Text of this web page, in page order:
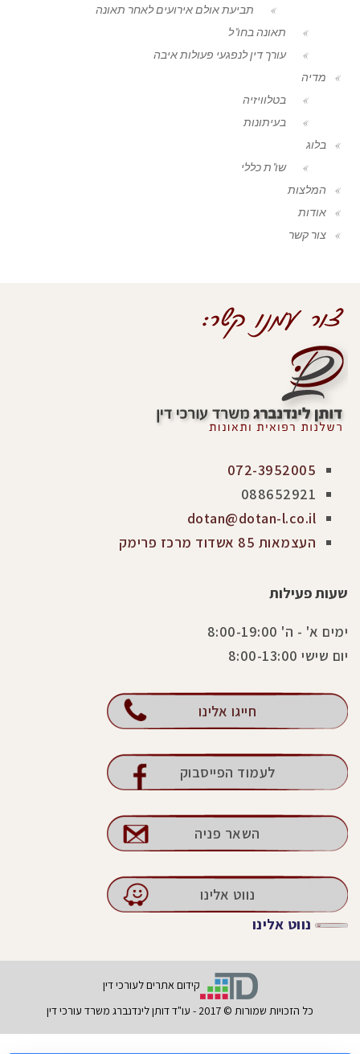
תביעת אולם אירועים לאחר תאונה
תאונה בחו"ל
עורך דין לנפגעי פעולות איבה
מדיה
בטלוויזיה
בעיתונות
בלוג
שו"ת כללי
המלצות
אודות
צור קשר
072-3952005
088652921
dotan@dotan-l.co.il
העצמאות 85 אשדוד מרכז פרימק
שעות פעילות
ימים א' - ה' 8:00-19:00
יום שישי 8:00-13:00
חייגו אלינו
לעמוד הפייסבוק
השאר פניה
נווט אלינו
נווט אלינו
קידום אתרים לעורכי דין
כל הזכויות שמורות © 2017 - עו"ד דותן לינדנברג משרד עורכי דין